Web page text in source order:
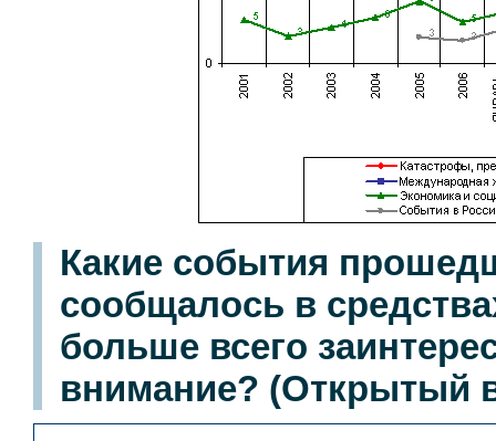
Какие события
сообщалось в
больше всего
внимание? (Открытый